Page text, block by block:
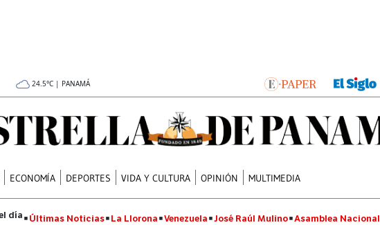
24.5°C | PANAMÁ
ECONOMÍA DEPORTES VIDA Y CULTURA OPINIÓN MULTIMEDIA
Últimas Noticias La Llorona Venezuela José Raúl Mulino Asamblea Nacional